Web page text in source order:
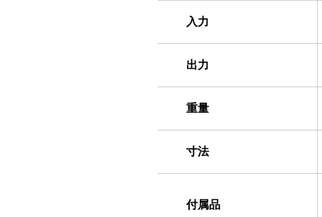
入力
出力
重量
寸法
付属品